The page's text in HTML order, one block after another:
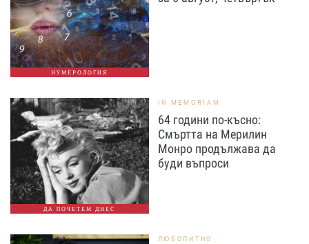
НУМЕРОЛОГИЯ
ДА ПОЧЕТЕМ ДНЕС
IN MEMORIAM
64 години по-късно:
Смъртта на Мерилин
Монро продължава да
буди въпроси
ЛЮБОПИТНО